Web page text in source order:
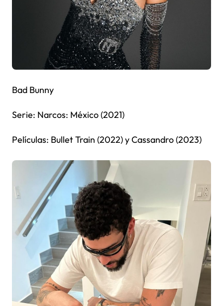
Bad Bunny
Serie: Narcos: México (2021)
Películas: Bullet Train (2022) y Cassandro (2023)